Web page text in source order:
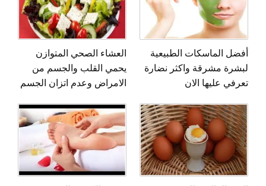
أفضل الماسكات الطبيعية
لبشرة مشرقة واكثر نضارة
تعرفي عليها الان
العشاء الصحي المتوازن
يحمي القلب والجسم من
الامراض وعدم اتزان الجسم